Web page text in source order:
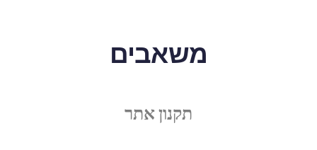
משאבים
תקנון אתר